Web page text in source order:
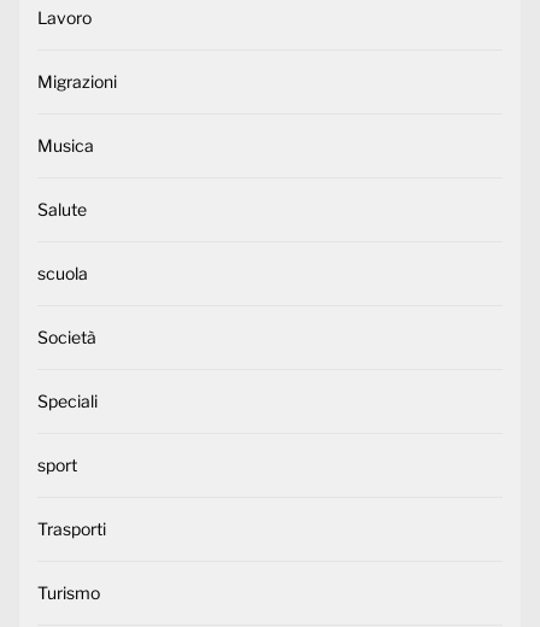
Lavoro
Migrazioni
Musica
Salute
scuola
Società
Speciali
sport
Trasporti
Turismo